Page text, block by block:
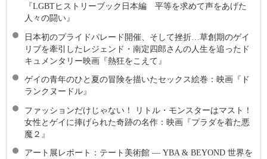
『LGBTヒストリーブック日本編 平等を求めて声をあげた
人々の闘い』
日本初のプライドパレード開催、そして挫折…草創期のゲイ
リブを牽引したレジェンド・南定四郎さんの人生を追ったド
キュメンタリー映画『熱狂をこえて』
ゲイの青年のひと夏の冒険を描いたセックス絵巻：映画『ド
ランクヌードル』
ファッションだけじゃない！ リトル・モンスターはマスト！
女性とゲイに捧げられた奇跡の名作：映画『プラダを着た悪
魔２』
アート展レポート：テート美術館 ― YBA & BEYOND 世界を